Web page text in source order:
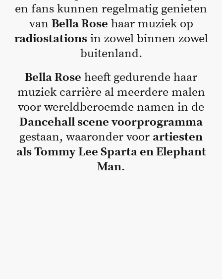
en fans kunnen regelmatig genieten
van Bella Rose haar muziek op
radiostationsin zowel binnen zowel
buitenland.
Bella Rose heeft gedurende haar
muziek carrière al meerdere malen
voor wereldberoemde namen in de
Dancehall scene voorprogramma
gestaan, waaronder voor artiesten
als Tommy Lee Sparta en Elephant
Man.